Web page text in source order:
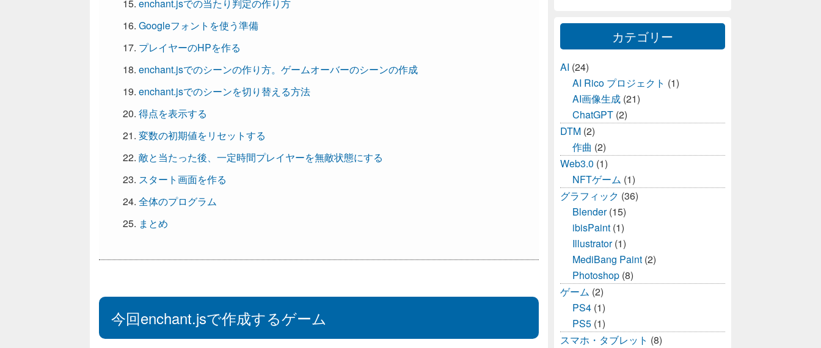
enchant.jsでの当たり判定の作り方
Googleフォントを使う準備
プレイヤーのHPを作る
enchant.jsでのシーンの作り方。ゲームオーバーのシーンの作成
enchant.jsでのシーンを切り替える方法
得点を表示する
変数の初期値をリセットする
敵と当たった後、一定時間プレイヤーを無敵状態にする
スタート画面を作る
全体のプログラム
まとめ
今回enchant.jsで作成するゲーム
カテゴリー
AI (24)
AI Rico プロジェクト (1)
AI画像生成 (21)
ChatGPT (2)
DTM (2)
作曲 (2)
Web3.0 (1)
NFTゲーム (1)
グラフィック (36)
Blender(15)
ibisPaint (1)
Illustrator(1)
MediBang Paint (2)
Photoshop (8)
ゲーム (2)
PS4 (1)
PS5 (1)
スマホ・タブレット (8)